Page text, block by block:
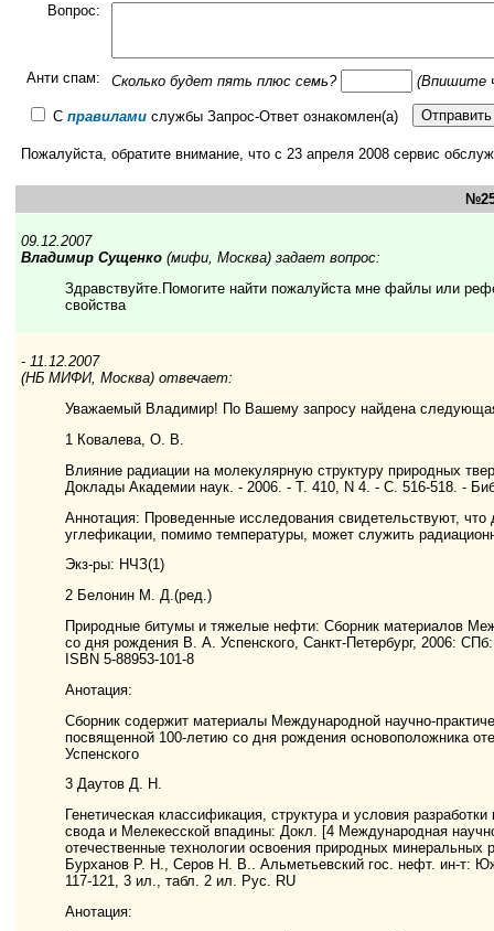
Вопрос:
Анти спам: Сколько будет пять плюc ceмь? (Впишите
С правилами службы Запрос-Ответ ознакомлен(а)
Пожалуйста, обратите внимание, что с 23 апреля 2008 сервис
09.12.2007
Владимир Сущенко (мифи, Москва) задает вопрос:
Здравствуйте.Помогите найти пожалуйста мне файлы или
свойства
- 11.12.2007
(НБ МИФИ, Москва) отвечает:
Уважаемый Владимир! По Вашему запросу найдена
1 Ковалева, О. В.
Влияние радиации на молекулярную структуру природных
Доклады Академии наук. - 2006. - Т. 410, N 4. - С. 516-518. -
Аннотация: Проведенные исследования свидетельствуют,
углефикации, помимо температуры, может служить
Экз-ры: НЧЗ(1)
2 Белонин М. Д.(ред.)
Природные битумы и тяжелые нефти: Сборник материалов
со дня рождения В. А. Успенского, Санкт-Петербург, 2006:
ISBN 5-88953-101-8
Анотация:
Сборник содержит материалы Международной научно-
посвященной 100-летию со дня рождения основоположника
Успенского
3 Даутов Д. Н.
Генетическая классификация, структура и условия
свода и Мелекесской впадины: Докл. [4 Международная
отечественные технологии освоения природных минеральных
Бурханов Р. Н., Серов Н. В.. Альметьевский гос. нефт. ин-т:
117-121, 3 ил., табл. 2 ил. Рус. RU
Анотация: